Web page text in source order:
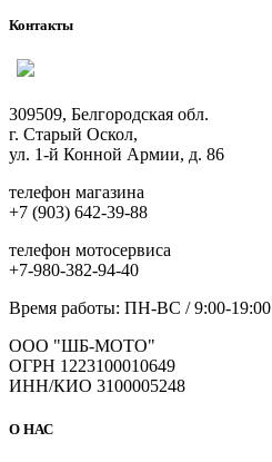
Контакты
309509, Белгородская обл.
г. Старый Оскол,
ул. 1-й Конной Армии, д. 86
телефон магазина
+7 (903) 642-39-88
телефон мотосервиса
+7-980-382-94-40
Время работы: ПН-ВС / 9:00-19:00
ООО "ШБ-МОТО"
ОГРН 1223100010649
ИНН/КИО 3100005248
О НАС